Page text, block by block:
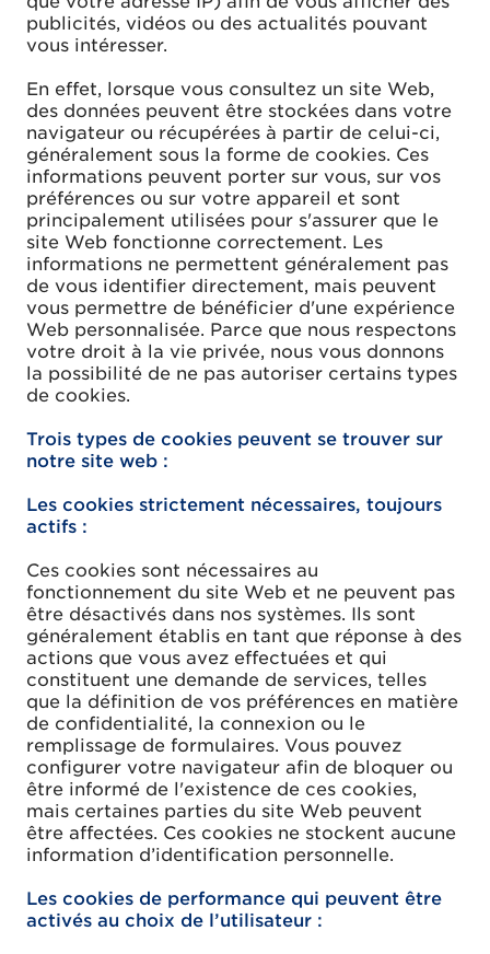
publicités, vidéos ou des actualités pouvant
vous intéresser.
En effet, lorsque vous consultez un site Web,
des données peuvent être stockées dans votre
navigateur ou récupérées à partir de celui-ci,
généralement sous la forme de cookies. Ces
informations peuvent porter sur vous, sur vos
préférences ou sur votre appareil et sont
principalement utilisées pour s'assurer que le
site Web fonctionne correctement. Les
informations ne permettent généralement pas
de vous identifier directement, mais peuvent
vous permettre de bénéficier d'une expérience
Web personnalisée. Parce que nous respectons
votre droit à la vie privée, nous vous donnons
la possibilité de ne pas autoriser certains types
de cookies.
Trois types de cookies peuvent se trouver sur
notre site web :
Les cookies strictement nécessaires, toujours
actifs :
Ces cookies sont nécessaires au
fonctionnement du site Web et ne peuvent pas
être désactivés dans nos systèmes. Ils sont
généralement établis en tant que réponse à des
actions que vous avez effectuées et qui
constituent une demande de services, telles
que la définition de vos préférences en matière
de confidentialité, la connexion ou le
remplissage de formulaires. Vous pouvez
configurer votre navigateur afin de bloquer ou
être informé de l'existence de ces cookies,
mais certaines parties du site Web peuvent
être affectées. Ces cookies ne stockent aucune
information d’identification personnelle.
Les cookies de performance qui peuvent être
activés au choix de l’utilisateur :